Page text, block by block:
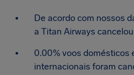
De acordo com nossos
a Titan Airways
0.00% voos domésticos
internacionais foram